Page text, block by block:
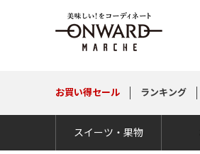
お買い得セール ランキング
スイーツ・果物